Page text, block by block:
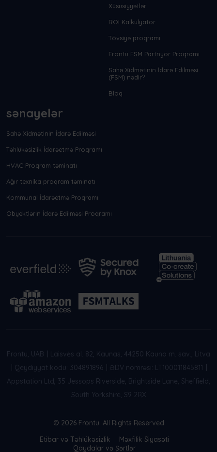
Xüsusiyyətlər
ROI Kalkulyator
Tövsiyə proqramı
Frontu FSM Partnyor Proqramı
Sahə Xidmətinin İdarə Edilməsi
(FSM) nədir?
Bloq
sənayelər
Sahə Xidmətinin İdarə Edilməsi
Təhlükəsizlik İdarəetmə Proqramı
HVAC Proqram təminatı
Ağır texnika proqram təminatı
Kommunal İdarəetmə Proqramı
Obyektlərin İdarə Edilməsi Proqramı
Frontu, UAB
Laisvės al. 82, Kaunas, 44250 Kauno m. sav., Litva
Qeydiyyat kodu: 304891896 ƏDV nömrəsi: LT100011845811
Appstation Ltd, 35 Jessops Riverside, Brightside Lane, Sheffield,
South Yorkshire, S9 2RX
© 2026 Frontu. All Rights Reserved
Etibar və Təhlükəsizlik
Məxfilik Siyasəti
Qaydalar və Şərtlər